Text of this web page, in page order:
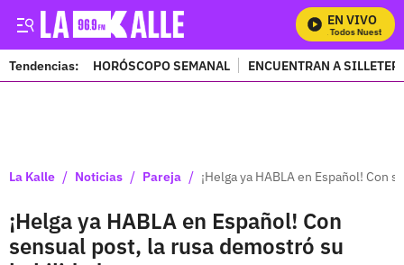
EN VIVO
Mira Todos Nuestros
Tendencias: HORÓSCOPO SEMANAL ENCUENTRAN A
La Kalle / Noticias / Pareja / ¡Helga ya HABLA en Español! Con
¡Helga ya HABLA en Español! Con
sensual post, la rusa demostró su